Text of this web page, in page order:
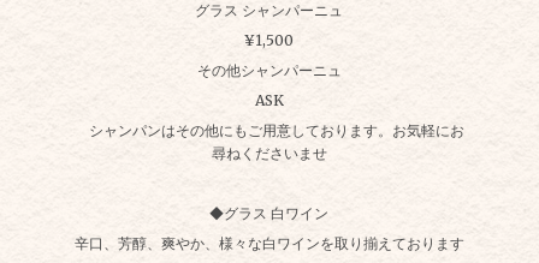
グラス シャンパーニュ
¥1,500
その他シャンパーニュ
ASK
シャンパンはその他にもご用意しております。お気軽にお
尋ねくださいませ
◆グラス 白ワイン
辛口、芳醇、爽やか、様々な白ワインを取り揃えております